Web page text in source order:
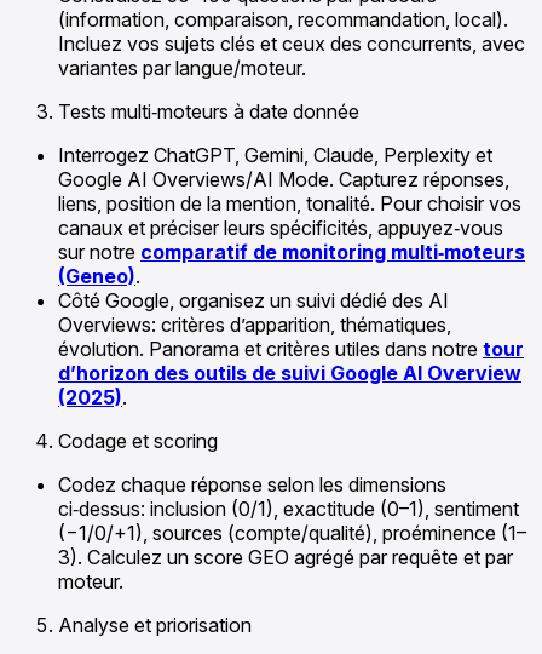
(information, comparaison, recommandation, local).
Incluez vos sujets clés et ceux des concurrents, avec
variantes par langue/moteur.
Tests multi‑moteurs à date donnée
Interrogez ChatGPT, Gemini, Claude, Perplexity et
Google AI Overviews/AI Mode. Capturez réponses,
liens, position de la mention, tonalité. Pour choisir vos
canaux et préciser leurs spécificités, appuyez‑vous
sur notre comparatif de monitoring multi‑moteurs
(Geneo).
Côté Google, organisez un suivi dédié des AI
Overviews: critères d’apparition, thématiques,
évolution. Panorama et critères utiles dans notre tour
d’horizon des outils de suivi Google AI Overview
(2025).
Codage et scoring
Codez chaque réponse selon les dimensions
ci‑dessus: inclusion (0/1), exactitude (0–1), sentiment
(−1/0/+1), sources (compte/qualité), proéminence (1–
3). Calculez un score GEO agrégé par requête et par
moteur.
Analyse et priorisation